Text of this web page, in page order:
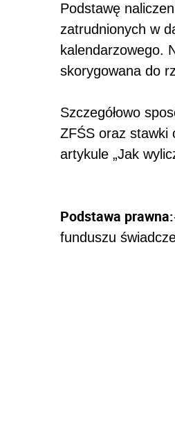
Podstawę
zatrudnionych w
kalendarzowego.
skorygowana do
Szczegółowo
ZFŚS oraz stawki
artykule „Jak
Podstawa prawna:
funduszu